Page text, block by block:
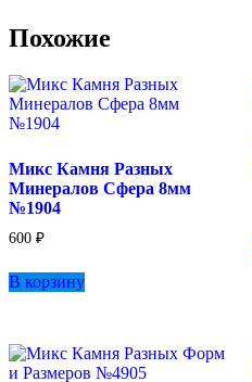
Похожие
Микс Камня Разных
Минералов Сфера 8мм
№1904
600 ₽
В корзину